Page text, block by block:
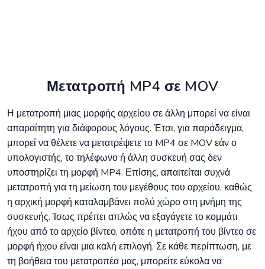
Μετατροπή MP4 σε MOV
Η μετατροπή μιας μορφής αρχείου σε άλλη μπορεί να είναι
απαραίτητη για διάφορους λόγους. Έτσι, για παράδειγμα,
μπορεί να θέλετε να μετατρέψετε το MP4 σε MOV εάν ο
υπολογιστής, το τηλέφωνο ή άλλη συσκευή σας δεν
υποστηρίζει τη μορφή MP4. Επίσης, απαιτείται συχνά
μετατροπή για τη μείωση του μεγέθους του αρχείου, καθώς
η αρχική μορφή καταλαμβάνει πολύ χώρο στη μνήμη της
συσκευής. Ίσως πρέπει απλώς να εξαγάγετε το κομμάτι
ήχου από το αρχείο βίντεο, οπότε η μετατροπή του βίντεο σε
μορφή ήχου είναι μια καλή επιλογή. Σε κάθε περίπτωση, με
τη βοήθεια του μετατροπέα μας, μπορείτε εύκολα να